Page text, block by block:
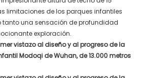
limitaciones de los parques infantiles
tanto una sensación de profundidad
exploración.